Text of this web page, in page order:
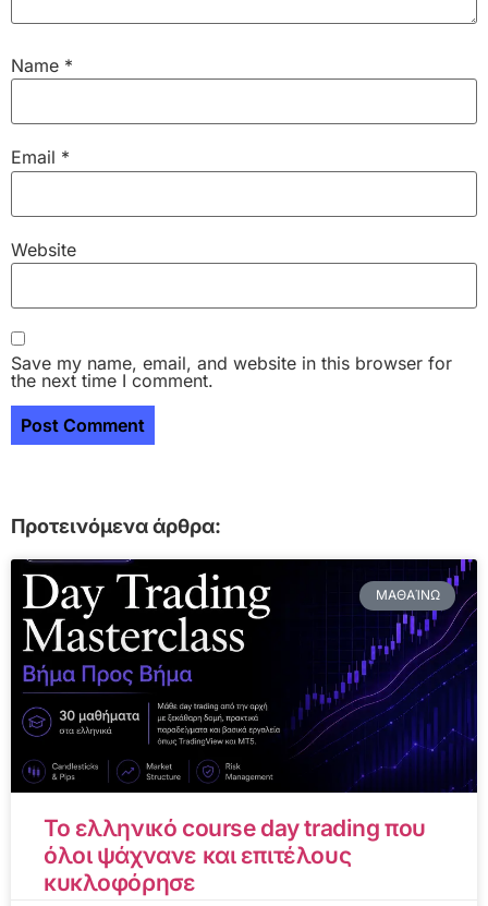
Name *
Email *
Website
Save my name, email, and website in this browser for
the next time I comment.
Προτεινόμενα άρθρα:
ΜΑΘΑΊΝΩ
Το ελληνικό course day trading που
όλοι ψάχνανε και επιτέλους
κυκλοφόρησε